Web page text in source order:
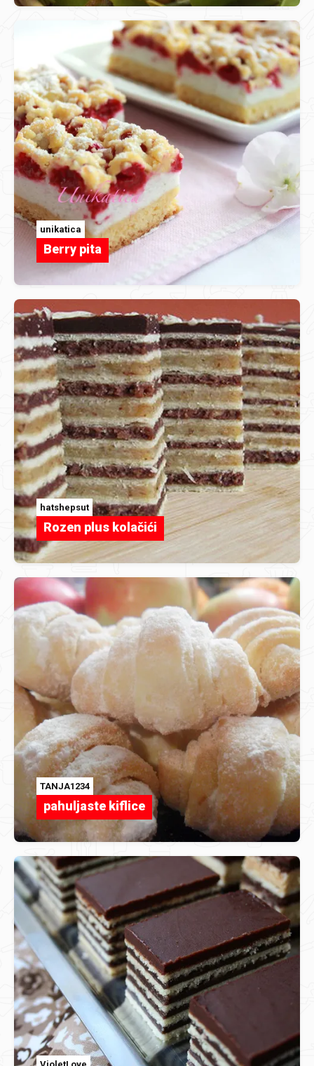
unikatica
Berry pita
hatshepsut
Rozen plus kolačići
TANJA1234
pahuljaste kiflice